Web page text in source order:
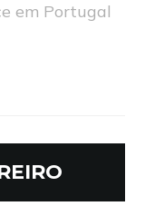
em Portugal